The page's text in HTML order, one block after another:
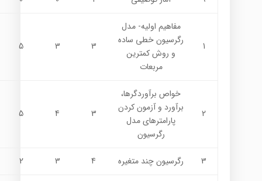
1
مفاهيم اوليه- مدل
رگرسيون خطي ساده
و روش كمترين
مربعات
3
3
5
2
خواص برآوردگرها،
برآورد و آزمون كردن
پارامترهاي مدل
رگرسيون
3
4
5
3 رگرسيون چند متغيره 4
3
2